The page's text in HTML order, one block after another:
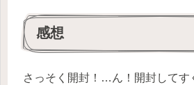
感想
さっそく開封！…ん！開封してす